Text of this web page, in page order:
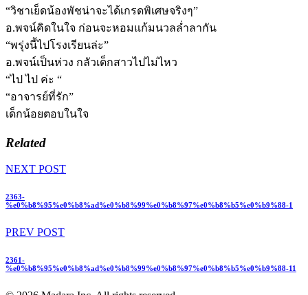
“วิชาเย็ดน้องพัชน่าจะได้เกรดพิเศษจริงๆ”
อ.พจน์คิดในใจ ก่อนจะหอมแก้มนวลล่ำลากัน
“พรุ่งนี้ไปโรงเรียนล่ะ”
อ.พจน์เป็นห่วง กลัวเด็กสาวไปไม่ไหว
“ไป ไป ค่ะ “
“อาจารย์ที่รัก”
เด็กน้อยตอบในใจ
Related
NEXT POST
2363-
%e0%b8%95%e0%b8%ad%e0%b8%99%e0%b8%97%e0%b8%b5%e0%b9%88-1
PREV POST
2361-
%e0%b8%95%e0%b8%ad%e0%b8%99%e0%b8%97%e0%b8%b5%e0%b9%88-11